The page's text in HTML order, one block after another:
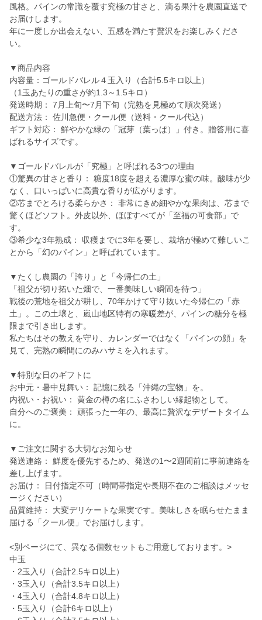
風格。パインの常識を覆す究極の甘さと、滴る果汁を農園直送で
お届けします。
年に一度しか出会えない、五感を満たす贅沢をお楽しみくださ
い。
▼商品内容
内容量：ゴールドバレル４玉入り（合計5.5キロ以上）
（1玉あたりの重さが約1.3～1.5キロ）
発送時期： 7月上旬〜7月下旬（完熟を見極めて順次発送）
配送方法： 佐川急便・クール便（送料・クール代込）
ギフト対応： 鮮やかな緑の「冠芽（葉っぱ）」付き。贈答用に喜
ばれるサイズです。
▼ゴールドバレルが「究極」と呼ばれる3つの理由
①驚異の甘さと香り： 糖度18度を超える濃厚な蜜の味。酸味が少
なく、口いっぱいに高貴な香りが広がります。
②芯までとろける柔らかさ： 非常にきめ細やかな果肉は、芯まで
驚くほどソフト。外皮以外、ほぼすべてが「至福の可食部」で
す。
③希少な3年熟成： 収穫までに3年を要し、栽培が極めて難しいこ
とから「幻のパイン」と呼ばれています。
▼たくし農園の「誇り」と「今帰仁の土」
「祖父が切り拓いた畑で、一番美味しい瞬間を待つ」
戦後の荒地を祖父が耕し、70年かけて守り抜いた今帰仁の「赤
土」。この土壌と、嵐山地区特有の寒暖差が、パインの糖分を極
限まで引き出します。
私たちはその教えを守り、カレンダーではなく「パインの顔」を
見て、完熟の瞬間にのみハサミを入れます。
▼特別な日のギフトに
お中元・暑中見舞い： 記憶に残る「沖縄の宝物」を。
内祝い・お祝い： 黄金の樽の名にふさわしい縁起物として。
自分へのご褒美： 頑張った一年の、最高に贅沢なデザートタイム
に。
▼ご注文に関する大切なお知らせ
発送連絡： 鮮度を優先するため、発送の1〜2週間前に事前連絡を
差し上げます。
お届け： 日付指定不可（時間帯指定や長期不在のご相談はメッセ
ージください）
品質維持： 大変デリケートな果実です。美味しさを眠らせたまま
届ける「クール便」でお届けします。
<別ページにて、異なる個数セットもご用意しております。>
中玉
・2玉入り（合計2.5キロ以上）
・3玉入り（合計3.5キロ以上）
・4玉入り（合計4.8キロ以上）
・5玉入り（合計6キロ以上）